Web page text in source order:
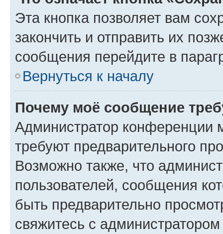
Эта кнопка позволяет вам
закончить и отправить их
сообщения перейдите в
Вернуться к началу
Почему моё сообщение
Администратор конференции
требуют предварительного
Возможно также, что
пользователей, сообщения
быть предварительно
свяжитесь с